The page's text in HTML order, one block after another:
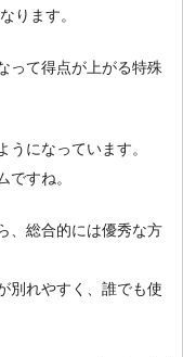
ります。
って得点が上がる特殊
になっています。
すね。
、総合的には優秀な方
別れやすく、誰でも使